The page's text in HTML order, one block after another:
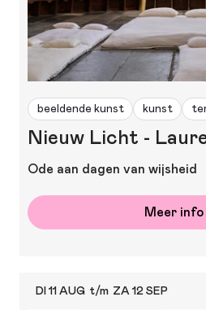
beeldende kunst kunst
Nieuw Licht -
Ode aan dagen van wijsheid
Meer info
DI 11 AUG t/m ZA 12 SEP